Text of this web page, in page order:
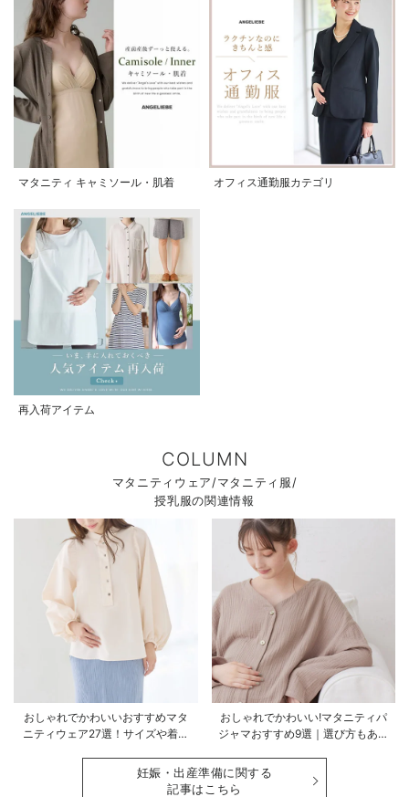
マタニティ キャミソール・肌着 オフィス通勤服カテゴリ
再入荷アイテム
COLUMN
マタニティウェア/マタニティ服/
授乳服の関連情報
おしゃれでかわいいおすすめマタ
ニティウェア27選！サイズや着る
おしゃれでかわいい!マタニティパ
ジャマおすすめ9選｜選び方もあわ
妊娠・出産準備に関する
記事はこちら